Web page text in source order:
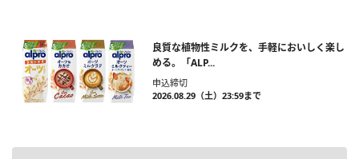
良質な植物性ミルクを、手軽においしく楽し
める。「ALP...
申込締切
2026.08.29（土）23:59まで